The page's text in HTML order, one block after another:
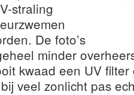
straling
De foto’s
minder
kwaad een UV
veel zonlicht pas